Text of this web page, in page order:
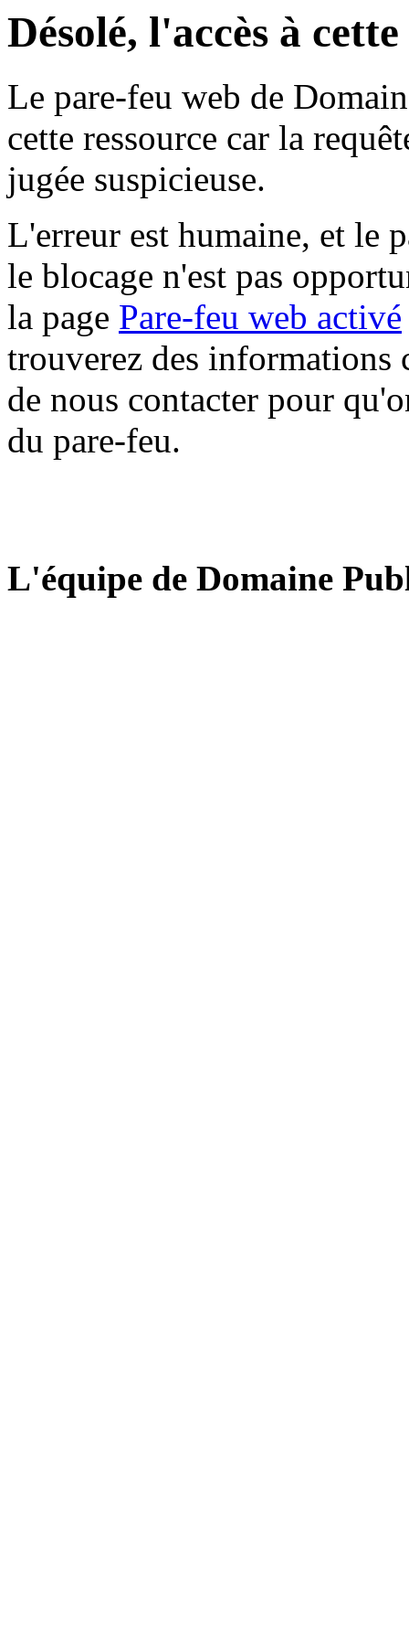
Désolé, l'accès à
Le pare-feu web de
cette ressource car la
jugée suspicieuse.
L'erreur est humaine, et le
le blocage n'est pas
la page Pare-feu web activé
trouverez des informations
de nous contacter pour
du pare-feu.
L'équipe de Domaine